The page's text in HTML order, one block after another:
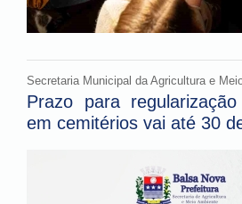
Secretaria Municipal da Agricultura e
Prazo para
em cemitérios vai até 30